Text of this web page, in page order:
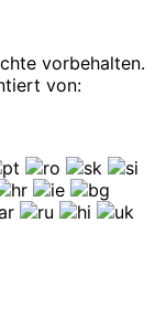
vorbehalten.
von: